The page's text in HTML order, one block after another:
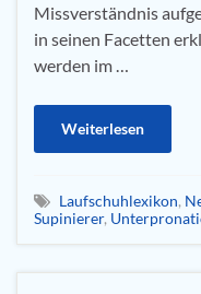
Missverständnis
in seinen Facetten
werden im …
Weiterlesen
Laufschuhlexikon,
Supinierer,